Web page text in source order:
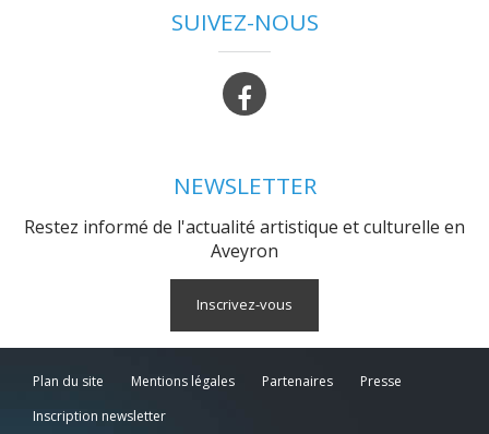
SUIVEZ-NOUS
NEWSLETTER
Restez informé de l'actualité artistique et culturelle en
Aveyron
Inscrivez-vous
Plan du site Mentions légales Partenaires
Presse
Inscription newsletter